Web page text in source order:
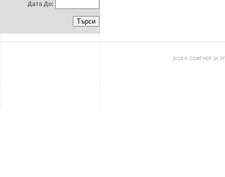
Дата До:
2014 © СОФТУЕР ЗА